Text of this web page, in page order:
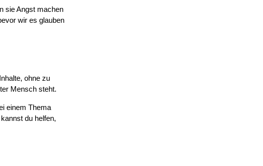
sie Angst machen
wir es glauben
ohne zu
Mensch steht.
einem Thema
du helfen,